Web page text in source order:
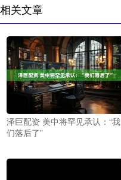
相关文章
泽巨配资 美中将罕见承认：“我
们落后了”